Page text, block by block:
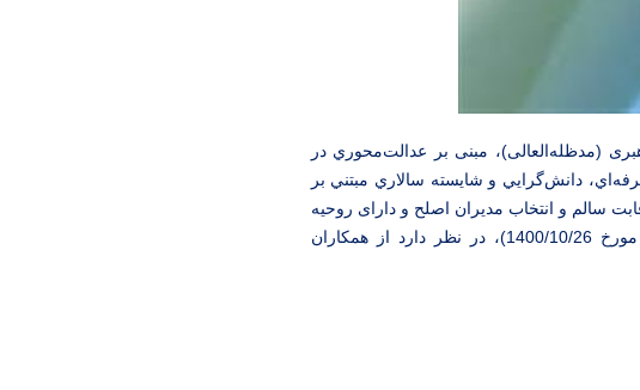
(مدظله‌العالی)، مبنی بر عدالت‌محوري در
دانش‌گرايي و شايسته سالاري مبتني بر
سالم و انتخاب مدیران اصلح و دارای روحیه
مردم‌داری، قانون‌مداری عدالت‌محوری و فساد‌ستیزی (موضوع بخشنامه شماره 21/176543 مورخ 1400/10/26)، در نظر دارد از همکاران